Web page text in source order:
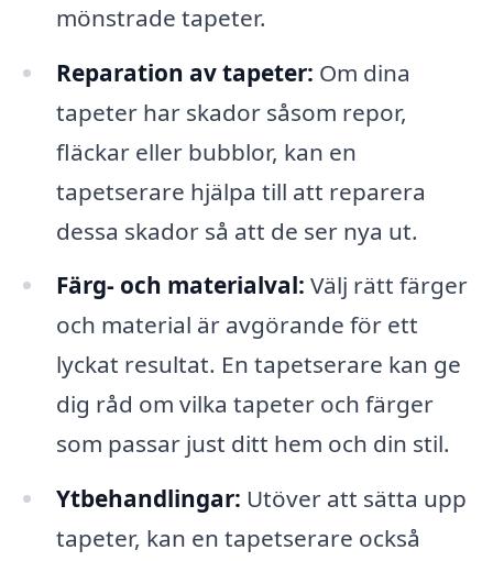
mönstrade tapeter.
Reparation av tapeter: Om dina
tapeter har skador såsom repor,
fläckar eller bubblor, kan en
tapetserare hjälpa till att reparera
dessa skador så att de ser nya ut.
Färg- och materialval: Välj rätt färger
och material är avgörande för ett
lyckat resultat. En tapetserare kan ge
dig råd om vilka tapeter och färger
som passar just ditt hem och din stil.
Ytbehandlingar: Utöver att sätta upp
tapeter, kan en tapetserare också